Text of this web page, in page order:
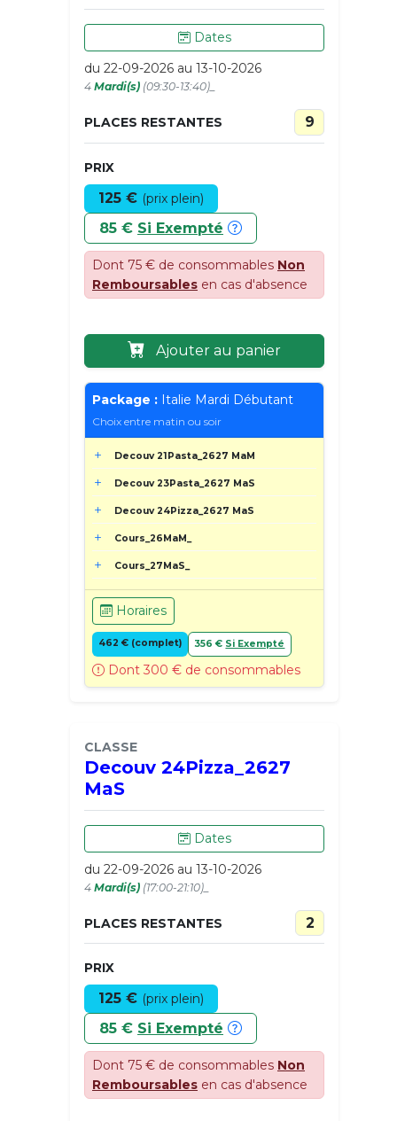
Dates
du 22-09-2026 au 13-10-2026
4 Mardi(s) (09:30-13:40)_
PLACES RESTANTES 9
PRIX
125 € (prix plein)
85 € Si Exempté
Dont 75 € de consommables Non
Remboursables en cas d'absence
Ajouter au panier
Package : Italie Mardi Débutant
Choix entre matin ou soir
Decouv 21Pasta_2627 MaM
Decouv 23Pasta_2627 MaS
Decouv 24Pizza_2627 MaS
Cours_26MaM_
Cours_27MaS_
Horaires
462 € (complet) 356 € Si Exempté
Dont 300 € de consommables
CLASSE
Decouv 24Pizza_2627
MaS
Dates
du 22-09-2026 au 13-10-2026
4 Mardi(s) (17:00-21:10)_
PLACES RESTANTES 2
PRIX
125 € (prix plein)
85 € Si Exempté
Dont 75 € de consommables Non
Remboursables en cas d'absence